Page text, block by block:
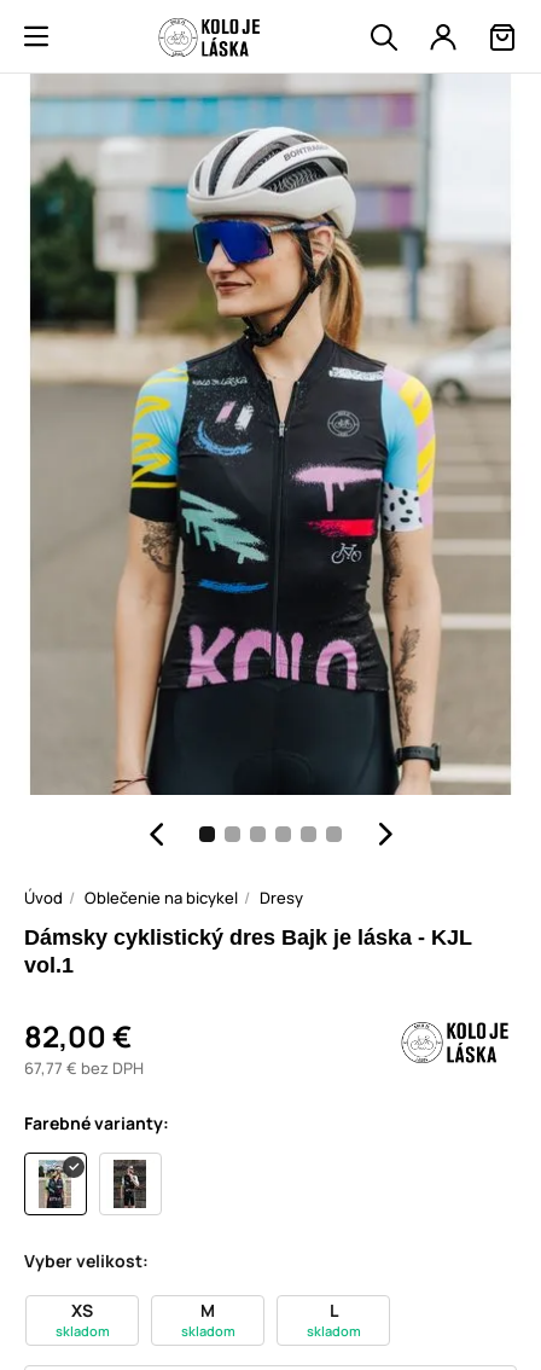
Úvod Oblečenie na bicykel Dresy
Dámsky cyklistický dres Bajk je láska - KJL
vol.1
82,00 €
67,77 € bez DPH
Farebné varianty:
Vyber velikost:
XS
skladom
M
skladom
L
skladom